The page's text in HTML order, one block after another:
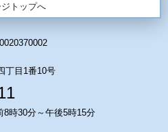
トップへ
丁目1番10号
時30分～午後5時15分